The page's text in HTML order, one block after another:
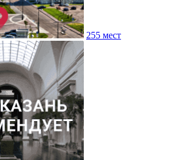
255 мест